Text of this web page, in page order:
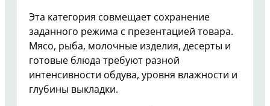
Эта категория совмещает сохранение
заданного режима с презентацией товара.
Мясо, рыба, молочные изделия, десерты и
готовые блюда требуют разной
интенсивности обдува, уровня влажности и
глубины выкладки.